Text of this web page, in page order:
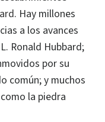
. Hay millones
a los avances
Ronald Hubbard;
por su
común; y muchos
la piedra